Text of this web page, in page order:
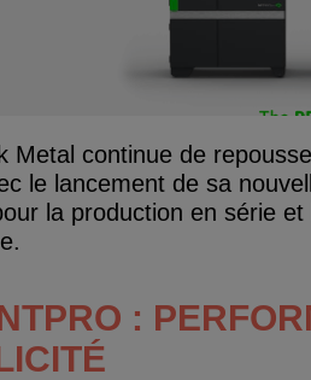
Metal continue de
le lancement de sa
la production en série et
: